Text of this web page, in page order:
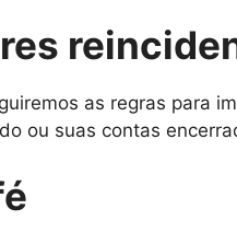
as regras para
ou suas contas